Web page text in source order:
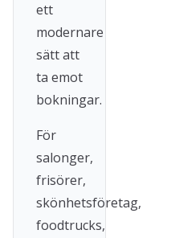
ett
modernare
sätt att
ta emot
bokningar.
För
salonger,
frisörer,
skönhetsföretag,
foodtrucks,